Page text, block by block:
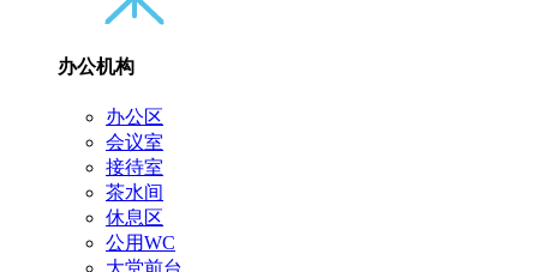
办公机构
办公区
会议室
接待室
茶水间
休息区
公用WC
大堂前台